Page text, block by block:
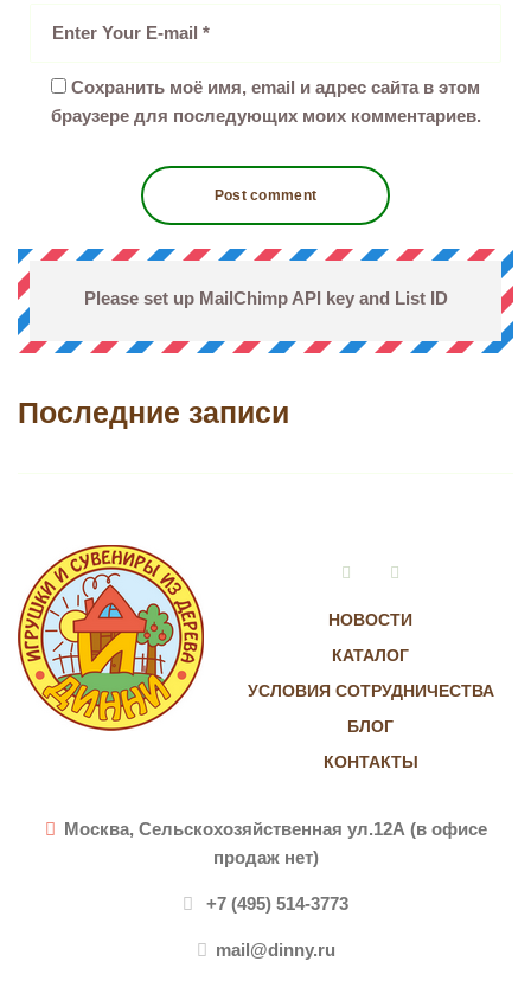
Сохранить моё имя, email и адрес сайта в этом
браузере для последующих моих комментариев.
Please set up MailChimp API key and List ID
Последние записи
НОВОСТИ
КАТАЛОГ
УСЛОВИЯ СОТРУДНИЧЕСТВА
БЛОГ
КОНТАКТЫ
VkontakteInstagram
Москва, Сельскохозяйственная ул.12А (в офисе
продаж нет)
+7 (495) 514-3773
mail@dinny.ru